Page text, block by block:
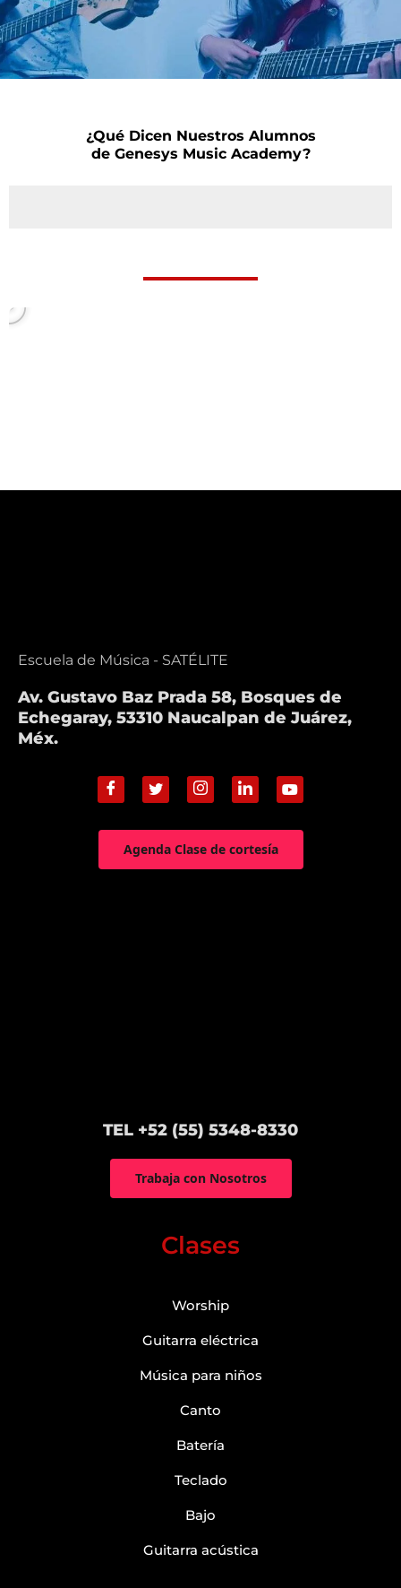
¿Qué Dicen Nuestros Alumnos
de Genesys Music Academy?
Escuela de Música - SATÉLITE
Av. Gustavo Baz Prada 58, Bosques de
Echegaray, 53310 Naucalpan de Juárez,
Méx.
Agenda Clase de cortesía
TEL +52 (55) 5348-8330
Trabaja con Nosotros
Clases
Worship
Guitarra eléctrica
Música para niños
Canto
Batería
Teclado
Bajo
Guitarra acústica